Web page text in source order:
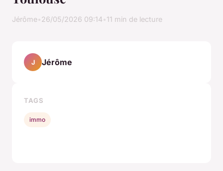
Jérôme 26/05/2026 09:14 11 min de lecture
J Jérôme
TAGS
immo